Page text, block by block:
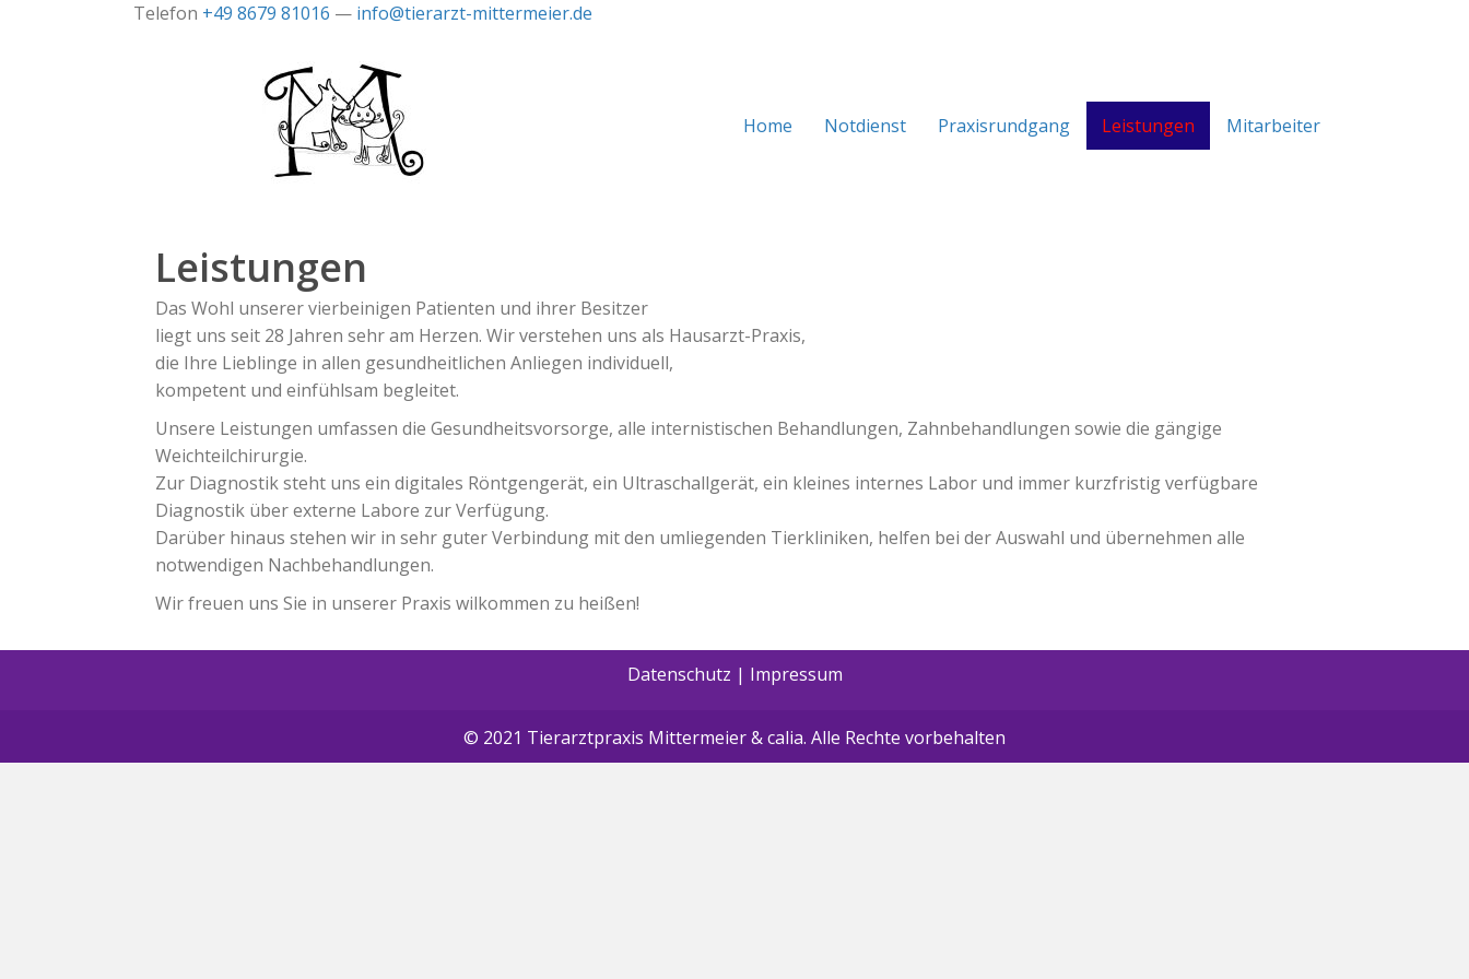
Telefon +49 8679 81016 — info@tierarzt-mittermeier.de
Home Notdienst Praxisrundgang Leistungen Mitarbeiter
Leistungen
Das Wohl unserer vierbeinigen Patienten und ihrer Besitzer
liegt uns seit 28 Jahren sehr am Herzen. Wir verstehen uns als Hausarzt-Praxis,
die Ihre Lieblinge in allen gesundheitlichen Anliegen individuell,
kompetent und einfühlsam begleitet.
Unsere Leistungen umfassen die Gesundheitsvorsorge, alle internistischen Behandlungen, Zahnbehandlungen sowie die gängige
Weichteilchirurgie.
Zur Diagnostik steht uns ein digitales Röntgengerät, ein Ultraschallgerät, ein kleines internes Labor und immer kurzfristig verfügbare
Diagnostik über externe Labore zur Verfügung.
Darüber hinaus stehen wir in sehr guter Verbindung mit den umliegenden Tierkliniken, helfen bei der Auswahl und übernehmen alle
notwendigen Nachbehandlungen.
Wir freuen uns Sie in unserer Praxis wilkommen zu heißen!
Datenschutz | Impressum
© 2021 Tierarztpraxis Mittermeier & calia. Alle Rechte vorbehalten